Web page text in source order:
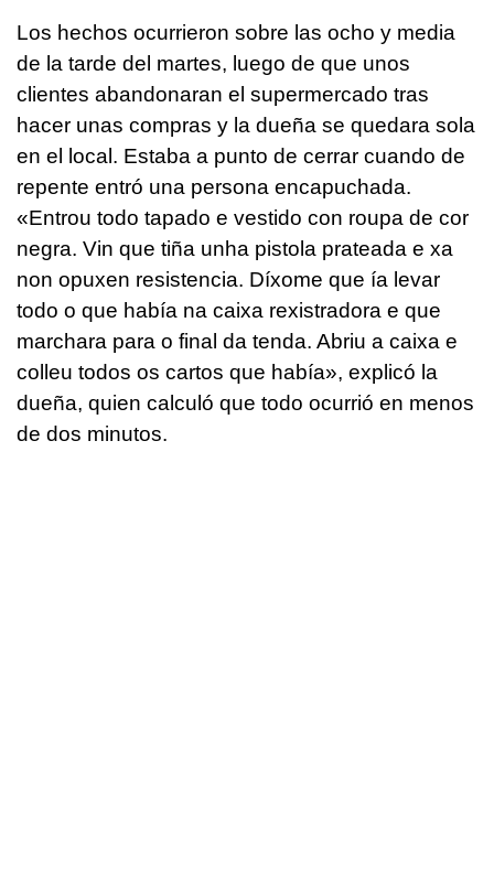
Los hechos ocurrieron sobre las ocho y media
de la tarde del martes, luego de que unos
clientes abandonaran el supermercado tras
hacer unas compras y la dueña se quedara sola
en el local. Estaba a punto de cerrar cuando de
repente entró una persona encapuchada.
«Entrou todo tapado e vestido con roupa de cor
negra. Vin que tiña unha pistola prateada e xa
non opuxen resistencia. Díxome que ía levar
todo o que había na caixa rexistradora e que
marchara para o final da tenda. Abriu a caixa e
colleu todos os cartos que había», explicó la
dueña, quien calculó que todo ocurrió en menos
de dos minutos.